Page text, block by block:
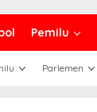
Pemilu
Parlemen